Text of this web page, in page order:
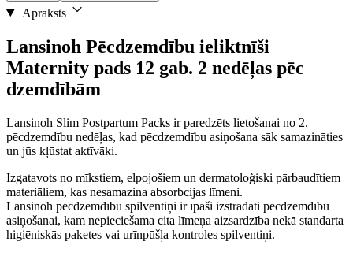
Apraksts
Lansinoh Pēcdzemdību ieliktnīši
Maternity pads 12 gab. 2 nedēļas pēc
dzemdībām
Lansinoh Slim Postpartum Packs ir paredzēts lietošanai no 2.
pēcdzemdību nedēļas, kad pēcdzemdību asiņošana sāk samazināties
un jūs kļūstat aktīvāki.
Izgatavots no mīkstiem, elpojošiem un dermatoloģiski pārbaudītiem
materiāliem, kas nesamazina absorbcijas līmeni.
Lansinoh pēcdzemdību spilventiņi ir īpaši izstrādāti pēcdzemdību
asiņošanai, kam nepieciešama cita līmeņa aizsardzība nekā standarta
higiēniskās paketes vai urīnpūšļa kontroles spilventiņi.